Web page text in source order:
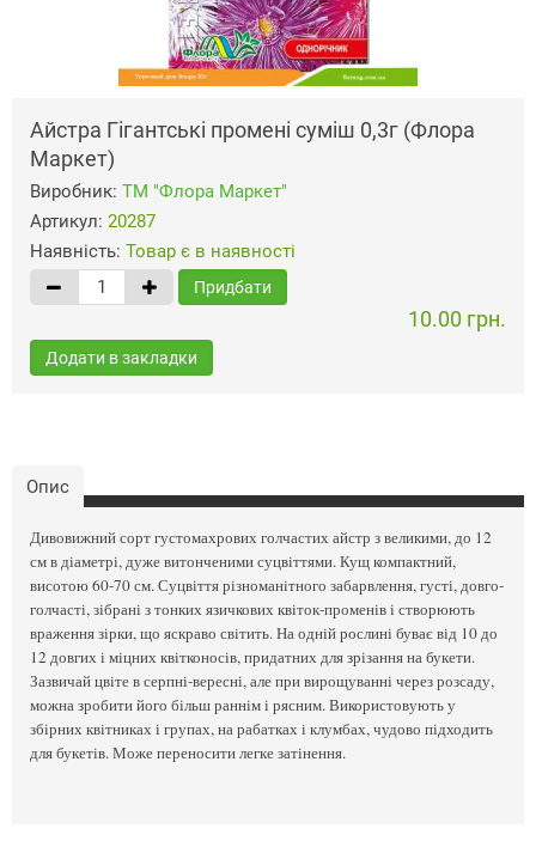
Айстра Гігантські промені суміш 0,3г (Флора
Маркет)
Виробник: ТМ "Флора Маркет"
Артикул: 20287
Наявність: Товар є в наявності
Придбати
10.00 грн.
Додати в закладки
Опис
Дивовижний сорт густомахрових голчастих айстр з великими, до 12
см в діаметрі, дуже витонченими суцвіттями. Кущ компактний,
висотою 60-70 см. Суцвіття різноманітного забарвлення, густі, довго-
голчасті, зібрані з тонких язичкових квіток-променів і створюють
враження зірки, що яскраво світить. На одній рослині буває від 10 до
12 довгих і міцних квітконосів, придатних для зрізання на букети.
Зазвичай цвіте в серпні-вересні, але при вирощуванні через розсаду,
можна зробити його більш раннім і рясним. Використовують у
збірних квітниках і групах, на рабатках і клумбах, чудово підходить
для букетів. Може переносити легке затінення.